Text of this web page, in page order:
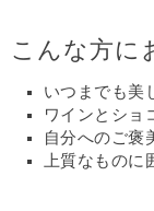
こんな方に
いつまでも美
ワインとショ
自分へのご褒
上質なもの